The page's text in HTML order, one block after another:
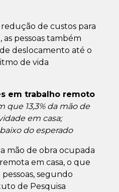
de custos para
pessoas também
deslocamento até o
de vida
em trabalho remoto
que 13,3% da mão de
em casa;
do esperado
mão de obra ocupada
em casa, o que
segundo
de Pesquisa